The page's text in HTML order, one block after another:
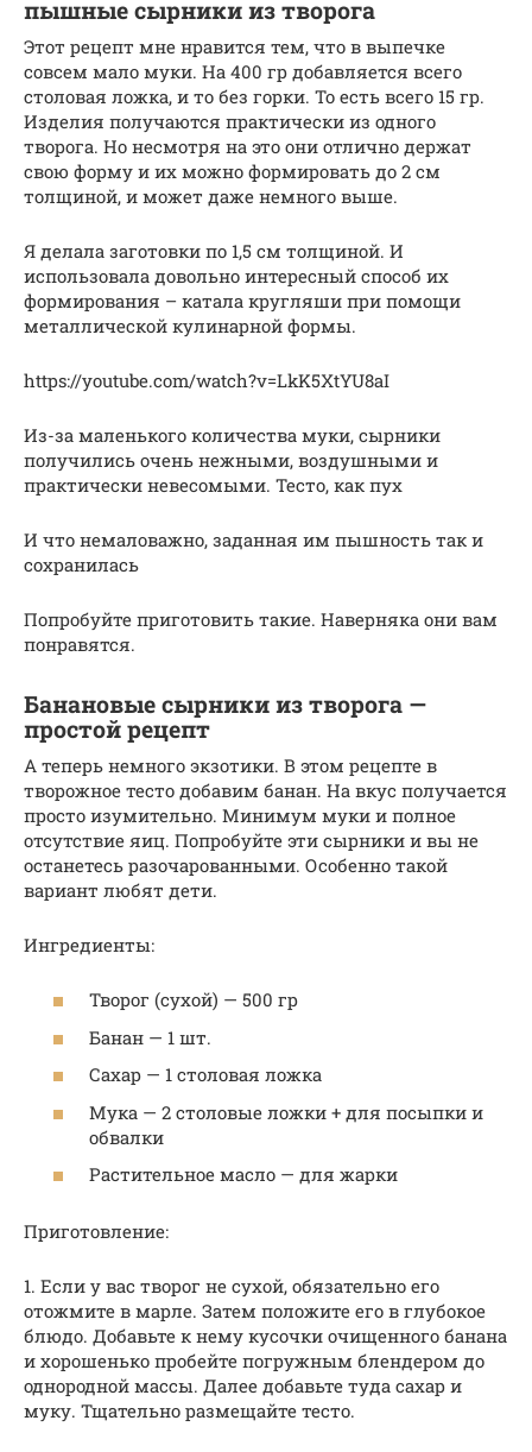
пышные сырники из творога
Этот рецепт мне нравится тем, что в выпечке
совсем мало муки. На 400 гр добавляется всего
столовая ложка, и то без горки. То есть всего 15 гр.
Изделия получаются практически из одного
творога. Но несмотря на это они отлично держат
свою форму и их можно формировать до 2 см
толщиной, и может даже немного выше.
Я делала заготовки по 1,5 см толщиной. И
использовала довольно интересный способ их
формирования – катала кругляши при помощи
металлической кулинарной формы.
https://youtube.com/watch?v=LkK5XtYU8aI
Из-за маленького количества муки, сырники
получились очень нежными, воздушными и
практически невесомыми. Тесто, как пух
И что немаловажно, заданная им пышность так и
сохранилась
Попробуйте приготовить такие. Наверняка они вам
понравятся.
Банановые сырники из творога —
простой рецепт
А теперь немного экзотики. В этом рецепте в
творожное тесто добавим банан. На вкус получается
просто изумительно. Минимум муки и полное
отсутствие яиц. Попробуйте эти сырники и вы не
останетесь разочарованными. Особенно такой
вариант любят дети.
Ингредиенты:
Творог (сухой) — 500 гр
Банан — 1 шт.
Сахар — 1 столовая ложка
Мука — 2 столовые ложки + для посыпки и
обвалки
Растительное масло — для жарки
Приготовление:
1. Если у вас творог не сухой, обязательно его
отожмите в марле. Затем положите его в глубокое
блюдо. Добавьте к нему кусочки очищенного банана
и хорошенько пробейте погружным блендером до
однородной массы. Далее добавьте туда сахар и
муку. Тщательно размещайте тесто.